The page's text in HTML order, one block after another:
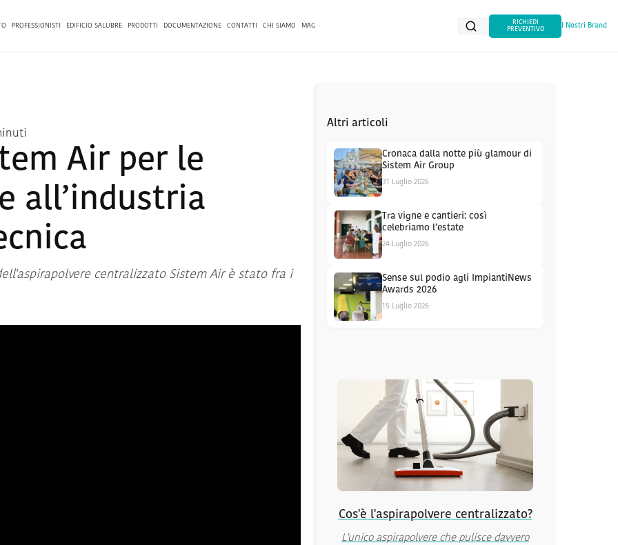
PROFESSIONISTI EDIFICIO SALUBRE PRODOTTI DOCUMENTAZIONE CONTATTI CHI SIAMO MAG
RICHIEDI
PREVENTIVO
I Nostri Brand
Air per le
all’industria
centralizzato Sistem Air è stato fra i
Altri articoli
Cronaca dalla notte più glamour di
Sistem Air Group
31 Luglio 2026
Tra vigne e cantieri: così
celebriamo l’estate
24 Luglio 2026
Sense sul podio agli ImpiantiNews
Awards 2026
15 Luglio 2026
Cos'è l'aspirapolvere centralizzato?
L'unico aspirapolvere che pulisce davvero